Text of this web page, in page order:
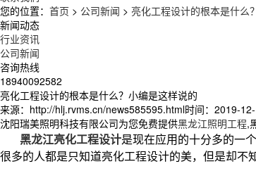
您的位置： 首页 > 公司新闻 > 亮化工程设计的根本是什么
新闻动态
行业资讯
公司新闻
咨询热线
18940092582
亮化工程设计的根本是什么？小编是这样说的
来源：http://hlj.rvms.cn/news585595.html时间：2019-
沈阳瑞美照明科技有限公司为您免费提供黑龙江照明工程,
黑龙江亮化工程设计是现在应用的十分多的一
很多的人都是只知道亮化工程设计的美，但是却不